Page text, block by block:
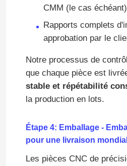
Services d'extrusion de
Services d'électroérosion à fil
Services de traitement de
CMM (le cas échéant)
Rapports complets
approbation par le
Notre processus de
que chaque pièce est
stable et répétabilité
la production en lots.
Étape 4: Emballage -
pour une livraison
Les pièces CNC de